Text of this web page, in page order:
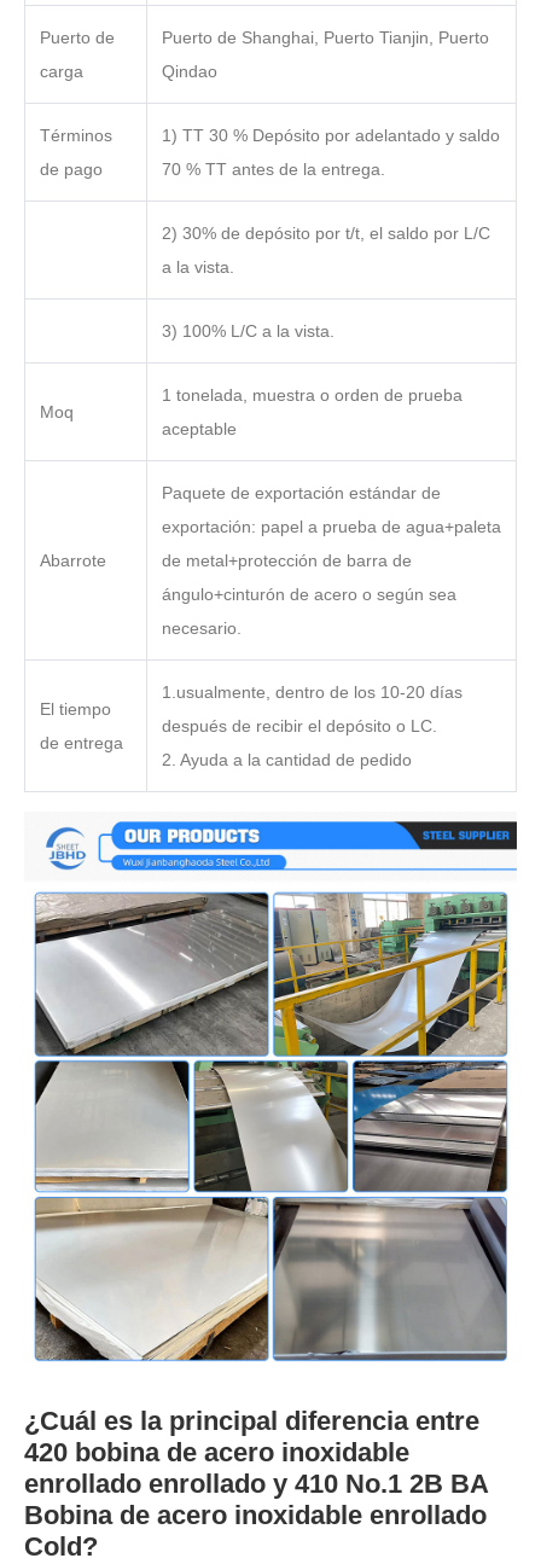
Puerto de
carga
Puerto de Shanghai, Puerto Tianjin, Puerto
Qindao
Términos
de pago
1) TT 30 % Depósito por adelantado y saldo
70 % TT antes de la entrega.
2) 30% de depósito por t/t, el saldo por L/C
a la vista.
3) 100% L/C a la vista.
Moq
1 tonelada, muestra o orden de prueba
aceptable
Abarrote
Paquete de exportación estándar de
exportación: papel a prueba de agua+paleta
de metal+protección de barra de
ángulo+cinturón de acero o según sea
necesario.
El tiempo
de entrega
1.usualmente, dentro de los 10-20 días
después de recibir el depósito o LC.
2. Ayuda a la cantidad de pedido
¿Cuál es la principal diferencia entre
420 bobina de acero inoxidable
enrollado enrollado y 410 No.1 2B BA
Bobina de acero inoxidable enrollado
Cold?